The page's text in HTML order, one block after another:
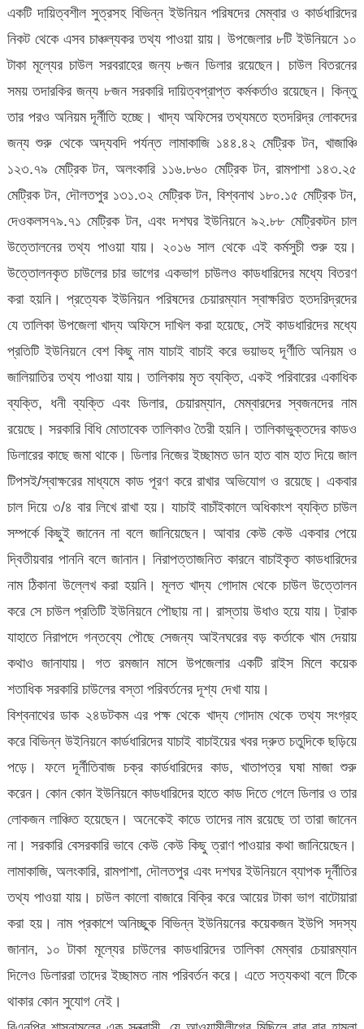
একটি দায়িত্বশীল সুত্রসহ বিভিন্ন ইউনিয়ন পরিষদের মেম্বার ও কার্ডধারিদের
নিকট থেকে এসব চাঞ্চল্যকর তথ্য পাওয়া য়ায়। উপজেলার ৮টি ইউনিয়নে ১০
টাকা মূল্যের চাউল সরবরাহের জন্য ৮জন ডিলার রয়েছেন। চাউল বিতরনের
সময় তদারকির জন্য ৮জন সরকারি দায়িত্বপ্রাপ্ত কর্মকর্তাও রয়েছেন। কিন্তু
তার পরও অনিয়ম দূর্নীতি হচ্ছে। খাদ্য অফিসের তথ্যমতে হতদরিদ্র লোকদের
জন্য শুরু থেকে অদ্যবদি পর্যন্ত লামাকাজি ১৪৪.৪২ মেট্রিক টন, খাজাঞ্চি
১২৩.৭৯ মেট্রিক টন, অলংকারি ১১৬.৮৬০ মেট্রিক টন, রামপাশা ১৪৩.২৫
মেট্রিক টন, দৌলতপুর ১৩১.৩২ মেট্রিক টন, বিশ্বনাথ ১৮০.১৫ মেট্রিক টন,
দেওকলস৭৯.৭১ মেট্রিক টন, এবং দশঘর ইউনিয়নে ৯২.৮৮ মেট্রিকটন চাল
উত্তোলনের তথ্য পাওয়া যায়। ২০১৬ সাল থেকে এই কর্মসুচী শুরু হয়।
উত্তোলনকৃত চাউলের চার ভাগের একভাগ চাউলও কাডধারিদের মধ্যে বিতরণ
করা হয়নি। প্রত্যেক ইউনিয়ন পরিষদের চেয়ারম্যান স্বাক্ষরিত হতদরিদ্রদের
যে তালিকা উপজেলা খাদ্য অফিসে দাখিল করা হয়েছে, সেই কাডধারিদের মধ্যে
প্রতিটি ইউনিয়নে বেশ কিছু নাম যাচাই বাচাই করে ভয়াভহ দূর্ণীতি অনিয়ম ও
জালিয়াতির তথ্য পাওয়া যায়। তালিকায় মৃত ব্যক্তি, একই পরিবারের একাধিক
ব্যক্তি, ধনী ব্যক্তি এবং ডিলার, চেয়ারম্যান, মেম্বারদের স্বজনদের নাম
রয়েছে। সরকারি বিধি মোতাবেক তালিকাও তৈরী হয়নি। তালিকাভুক্তদের কাডও
ডিলারের কাছে জমা থাকে। ডিলার নিজের ইচ্ছামত ডান হাত বাম হাত দিয়ে জাল
টিপসই/স্বাক্ষরের মাধ্যমে কাড পূরণ করে রাখার অভিযোগ ও রয়েছে। একবার
চাল দিয়ে ৩/৪ বার লিখে রাখা হয়। যাচাই বাচাঁইকালে অধিকাংশ ব্যক্তি চাউল
সম্পর্কে কিছুই জানেন না বলে জানিয়েছেন। আবার কেউ কেউ একবার পেয়ে
দ্বিতীয়বার পাননি বলে জানান। নিরাপত্তাজনিত কারনে বাচাইকৃত কাডধারিদের
নাম ঠিকানা উল্লেখ করা হয়নি। মূলত খাদ্য গোদাম থেকে চাউল উত্তোলন
করে সে চাউল প্রতিটি ইউনিয়নে পৌছায় না। রাস্তায় উধাও হয়ে যায়। ট্রাক
যাহাতে নিরাপদে গন্তব্যে পৌছে সেজন্য আইনঘরের বড় কর্তাকে খাম দেয়ায়
কথাও জানাযায়। গত রমজান মাসে উপজেলার একটি রাইস মিলে কয়েক
শতাধিক সরকারি চাউলের বস্তা পরিবর্তনের দূশ্য দেখা যায়।
বিশ্বনাথের ডাক ২৪ডটকম এর পক্ষ থেকে খাদ্য গোদাম থেকে তথ্য সংগ্রহ
করে বিভিন্ন উইনিয়নে কার্ডধারিদের যাচাই বাচাইয়ের খবর দ্রুত চতুদিকে ছড়িয়ে
পড়ে। ফলে দূর্নীতিবাজ চক্র কার্ডধারিদের কাড, খাতাপত্র ঘষা মাজা শুরু
করেন। কোন কোন ইউনিয়নে কাডধারিদের হাতে কাড দিতে গেলে ডিলার ও তার
লোকজন লাঞ্চিত হয়েছেন। অনেকেই কাডে তাদের নাম রয়েছে তা তারা জানেন
না। সরকারি বেসরকারি ভাবে কেউ কেউ কিছু ত্রাণ পাওয়ার কথা জানিয়েছেন।
লামাকাজি, অলংকারি, রামপাশা, দৌলতপুর এবং দশঘর ইউনিয়নে ব্যাপক দূর্নীতির
তথ্য পাওয়া যায়। চাউল কালো বাজারে বিক্রি করে আয়ের টাকা ভাগ বাটোয়ারা
করা হয়। নাম প্রকাশে অনিচ্ছুক বিভিন্ন ইউনিয়নের কয়েকজন ইউপি সদস্য
জানান, ১০ টাকা মূল্যের চাউলের কাডধারিদের তালিকা মেম্বার চেয়ারম্যান
দিলেও ডিলাররা তাদের ইচ্ছামত নাম পরিবর্তন করে। এতে সত্যকথা বলে টিকে
থাকার কোন সুযোগ নেই।